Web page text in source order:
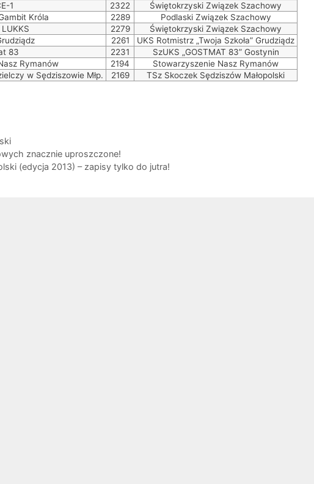
1 2322
Świętokrzyski Związek Szachowy
Króla 2289
Podlaski Związek Szachowy
2279
Świętokrzyski Związek Szachowy
2261
UKS Rotmistrz „Twoja Szkoła” Grudziądz
83 2231
SzUKS „GOSTMAT 83” Gostynin
Rymanów 2194
Stowarzyszenie Nasz Rymanów
w Sędziszowie Młp. 2169 TSz Skoczek Sędziszów Małopolski
znacznie uproszczone!
(edycja 2013) – zapisy tylko do jutra!